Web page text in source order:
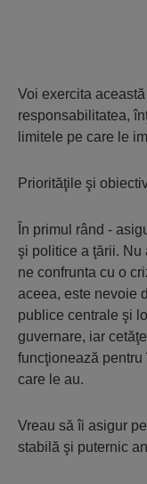
Voi exercita
responsabilitatea,
limitele pe care le
Priorităţile şi
În primul rând -
şi politice a ţării. Nu
ne confrunta cu o
aceea, este nevoie
publice centrale şi
guvernare, iar
funcţionează
care le au.
Vreau să îi asigur
stabilă şi puternic